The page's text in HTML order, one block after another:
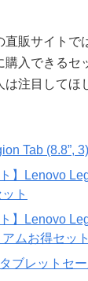
販サイトで
購入できるセ
注目してほ
Tab (8.8”, 3)
】Lenovo
ト
】Lenovo
ムお得セット
ブレットセ